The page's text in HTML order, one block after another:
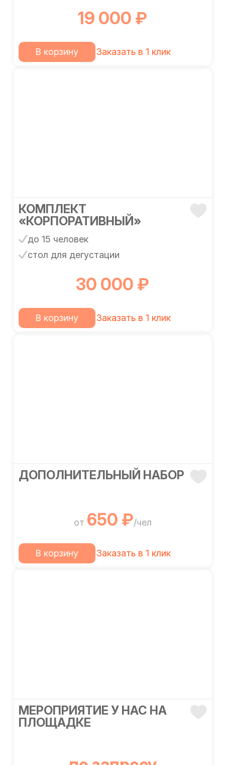
19 000 ₽
В корзину Заказать в 1 клик
КОМПЛЕКТ
«КОРПОРАТИВНЫЙ»
до 15 человек
стол для дегустации
30 000 ₽
В корзину Заказать в 1 клик
ДОПОЛНИТЕЛЬНЫЙ НАБОР
от 650 ₽/чел
В корзину Заказать в 1 клик
МЕРОПРИЯТИЕ У НАС НА
ПЛОЩАДКЕ